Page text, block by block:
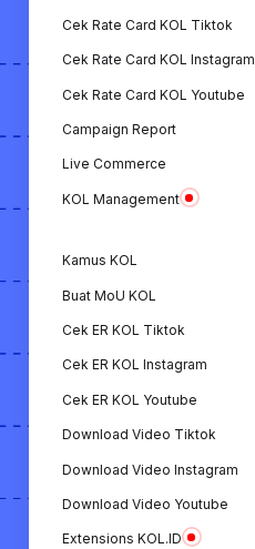
Cek Rate Card KOL Tiktok
Cek Rate Card KOL Instagram
Cek Rate Card KOL Youtube
Campaign Report
Live Commerce
KOL Management
Kamus KOL
Buat MoU KOL
Cek ER KOL Tiktok
Cek ER KOL Instagram
Cek ER KOL Youtube
Download Video Tiktok
Download Video Instagram
Download Video Youtube
Extensions KOL.ID